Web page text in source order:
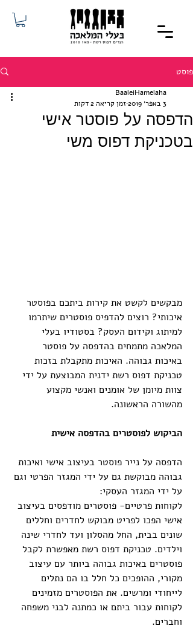
פוסט
הדפסה על פוסטר אישי
בטכניקת דפוס משי
BaaleiHamelaha
3 באפר׳ 2019
זמן קריאה 2 דקות
מבקשים לקשט את קירות ביתכם בפוסטר
איכותי? רוצים להדפיס פוסטרים שיתרמו
למיתוג וקידום העסק? בסטודיו בעלי
המלאכה מתמחים בהדפסה על פוסטר
באיכות גבוהה. האיכות מתקבלת בזכות
טכניקת דפוס רשת ידנית המבוצעת על ידי
צוות מיומן של אומנים ואנשי מקצוע
מהשורה הראשונה.
הביקוש לפוסטרים בהדפסה אישית
הדפסה על נייר פוסטר בעיצוב אישי ואיכות
גבוהה מבוקשת גם על ידי המגזר הפרטי וגם
על ידי המגזר העסקי:
לקוחות פרטיים- פוסטרים מודפסים בעיצוב
אישי הפכו לפריט מבוקש לחדרים וחללים
שונים בבית, החל מהסלון ועד לחדרי שינה
וילדים. טכניקת דפוס רשת מאפשרת לקבל
פוסטרים באיכות גבוהה ביותר עם עיצוב
מקורי, ההופכים כל חלל בו הם נתלים
לייחודי ומרשים. את הפוסטרים מזמינים
לקוחות עבור ביתם או כמתנה לבני משפחה
וחברים.